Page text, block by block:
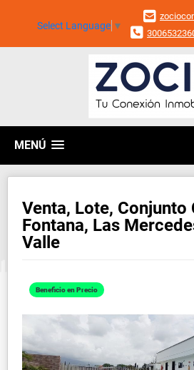
Select Language ▼
MENÚ
Venta, Lote, Conjunto
Fontana, Las
Valle
Beneficio en Precio